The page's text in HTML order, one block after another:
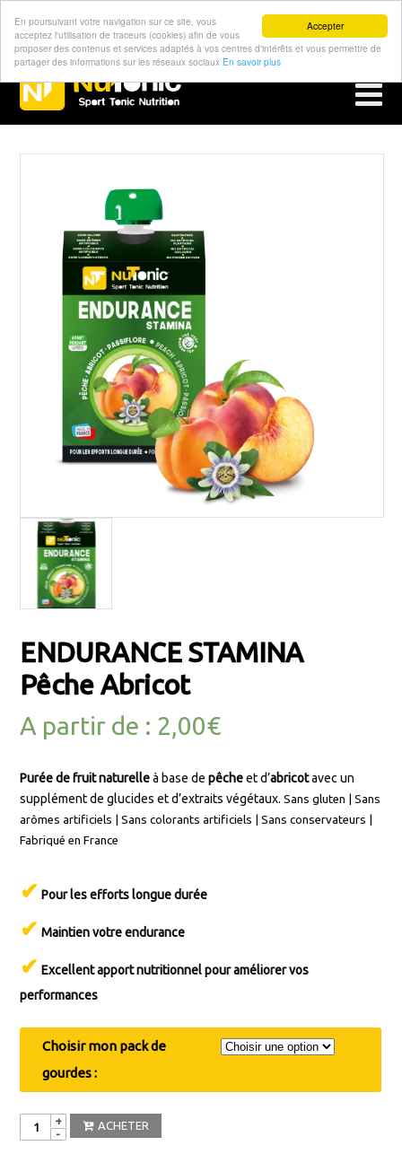
Accepter
En poursuivant votre navigation sur ce site, vous
acceptez l'utilisation de traceurs (cookies) afin de vous
proposer des contenus et services adaptés à vos centres d'intérêts et vous permettre de
partager des informations sur les réseaux sociaux En savoir plus
ENDURANCE STAMINA
Pêche Abricot
A partir de : 2,00€
Purée de fruit naturelleà base depêcheet d’abricotavec un
supplément de glucides et d’extraits végétaux.Sans gluten | Sans
arômes artificiels | Sans colorants artificiels | Sans conservateurs |
Fabriqué en France
✔ Pour les efforts longue durée
✔ Maintien votre endurance
✔ Excellent apport nutritionnel pour améliorer vos
performances
Choisir mon pack de
gourdes :
Quantité ACHETER